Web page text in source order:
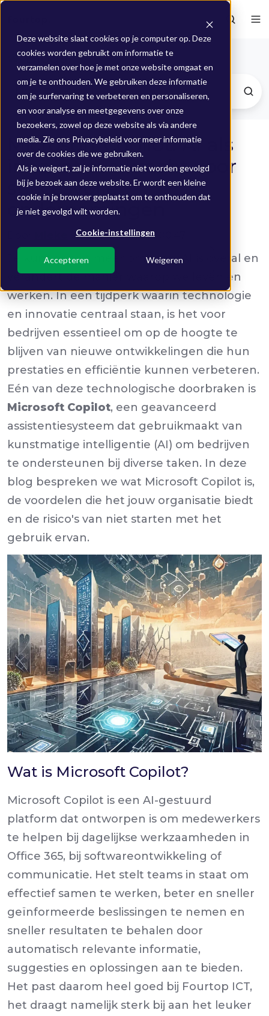
Deze website slaat cookies op je computer op. Deze
cookies worden gebruikt om informatie te
verzamelen over hoe je met onze website omgaat en
om je te onthouden. We gebruiken deze informatie
om je surfervaring te verbeteren en personaliseren,
en voor analyse en meetgegevens over onze
bezoekers, zowel op deze website als via andere
media. Zie ons Privacybeleid voor meer informatie
over de cookies die we gebruiken.
Als je weigert, zal je informatie niet worden gevolgd
bij je bezoek aan deze website. Er wordt een kleine
cookie in je browser geplaatst om te onthouden dat
je niet gevolgd wilt worden.
Cookie-instellingen
Accepteren Weigeren
Blogs
Microsoft Copilot: AI als
innovatieve kracht voor
succesvolle
ondernemingen
op 22 feb 2024 14:00:47
Je kunt er niet meer omheen, AI is overal en
verandert de manier waarop we leven en
werken. In een tijdperk waarin technologie
en innovatie centraal staan, is het voor
bedrijven essentieel om op de hoogte te
blijven van nieuwe ontwikkelingen die hun
prestaties en efficiëntie kunnen verbeteren.
Eén van deze technologische doorbraken is
Microsoft Copilot, een geavanceerd
assistentiesysteem dat gebruikmaakt van
kunstmatige intelligentie (AI) om bedrijven
te ondersteunen bij diverse taken. In deze
blog bespreken we wat Microsoft Copilot is,
de voordelen die het jouw organisatie biedt
en de risico's van niet starten met het
gebruik ervan.
Wat is Microsoft Copilot?
Microsoft Copilot is een AI-gestuurd
platform dat ontworpen is om medewerkers
te helpen bij dagelijkse werkzaamheden in
Office 365, bij softwareontwikkeling of
communicatie. Het stelt teams in staat om
effectief samen te werken, beter en sneller
geïnformeerde beslissingen te nemen en
sneller resultaten te behalen door
automatisch relevante informatie,
suggesties en oplossingen aan te bieden.
Het past daarom heel goed bij Fourtop ICT,
het draagt namelijk sterk bij aan het leuker